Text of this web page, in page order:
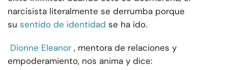
narcisista literalmente se derrumba porque
su sentido de identidad se ha ido.
Dionne Eleanor , mentora de relaciones y
empoderamiento, nos anima y dice: